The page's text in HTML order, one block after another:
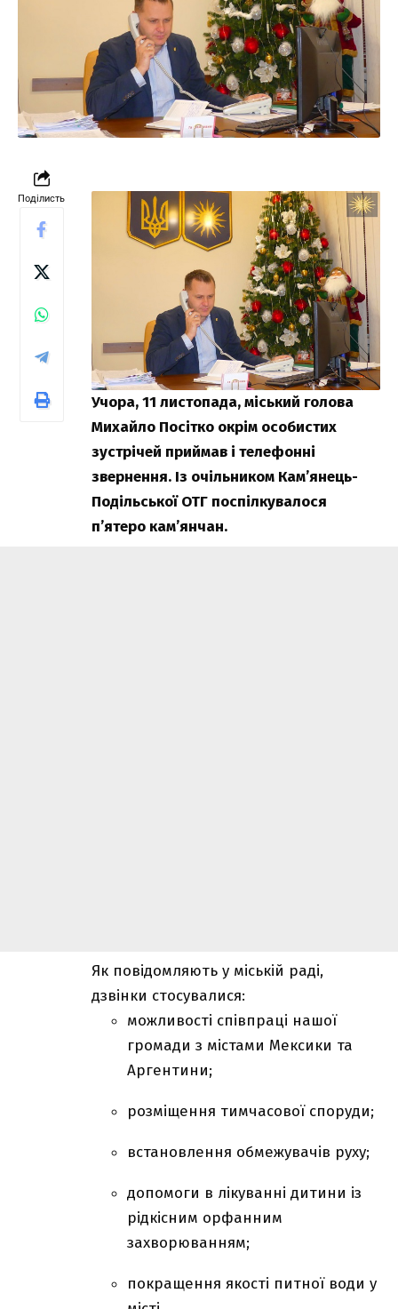
Поділисть
Учора, 11 листопада, міський голова
Михайло Посітко окрім особистих
зустрічей приймав і телефонні
звернення. Із очільником Кам’янець-
Подільської ОТГ поспілкувалося
п’ятеро кам’янчан.
Як повідомляють у міській раді,
дзвінки стосувалися:
можливості співпраці нашої
громади з містами Мексики та
Аргентини;
розміщення тимчасової споруди;
встановлення обмежувачів руху;
допомоги в лікуванні дитини із
рідкісним орфанним
захворюванням;
покращення якості питної води у